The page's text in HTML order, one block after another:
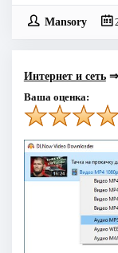
Mansory
Интернет и сеть⇒
Ваша оценка: